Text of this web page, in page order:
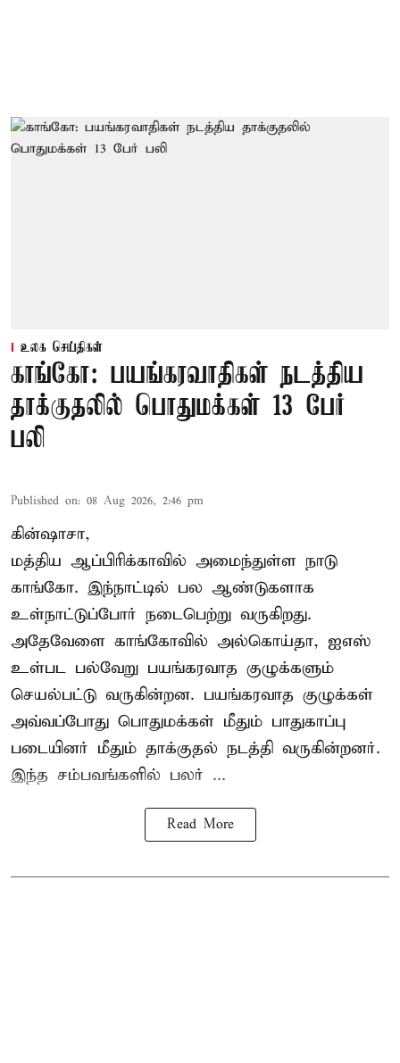
உலக செய்திகள்
காங்கோ: பயங்கரவாதிகள் நடத்திய
தாக்குதலில் பொதுமக்கள் 13 பேர்
பலி
Published on: 08 Aug 2026, 2:46 pm
கின்ஷாசா,
மத்திய ஆப்பிரிக்காவில் அமைந்துள்ள நாடு
காங்கோ. இந்நாட்டில் பல ஆண்டுகளாக
உள்நாட்டுப்போர் நடைபெற்று வருகிறது.
அதேவேளை காங்கோவில் அல்கொய்தா, ஐஎஸ்
உள்பட பல்வேறு பயங்கரவாத குழுக்களும்
செயல்பட்டு வருகின்றன. பயங்கரவாத குழுக்கள்
அவ்வப்போது பொதுமக்கள் மீதும் பாதுகாப்பு
படையினர் மீதும் தாக்குதல் நடத்தி வருகின்றனர்.
இந்த சம்பவங்களில் பலர் ...
Read More